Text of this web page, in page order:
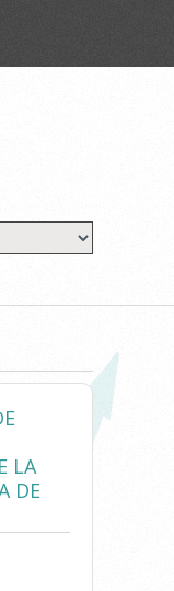
LA
DE